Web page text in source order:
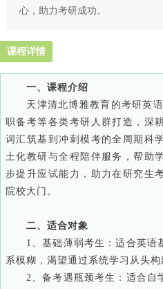
心，助力考研成功。
课程详情
一、课程介绍
天津清北博雅教育的考研英语
职备考等各类考研人群打造，深
词汇筑基到冲刺模考的全周期科
土化教研与全程陪伴服务，帮助
步提升应试能力，助力在研究生
院校大门。
二、适合对象
1、基础薄弱考生：适合英语
系模糊，渴望通过系统学习从头构
2、备考遇瓶颈考生：适合自